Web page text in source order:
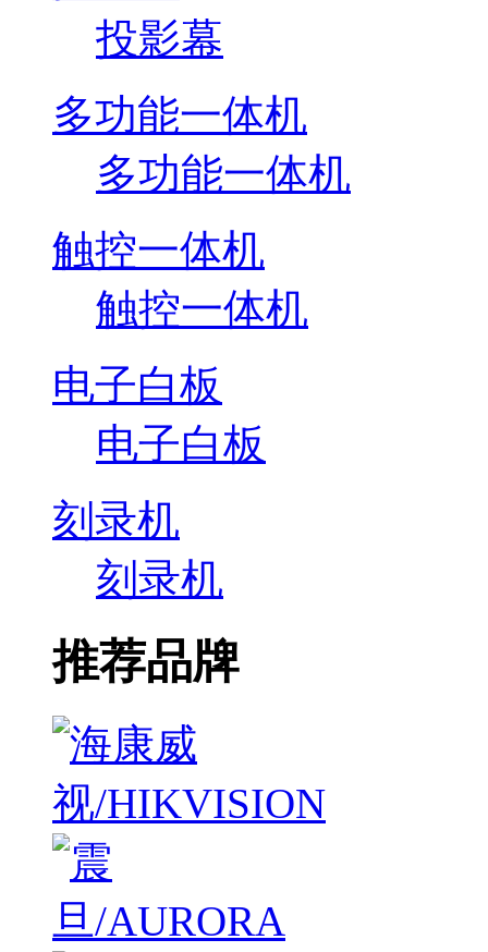
投影幕
多功能一体机
多功能一体机
触控一体机
触控一体机
电子白板
电子白板
刻录机
刻录机
推荐品牌